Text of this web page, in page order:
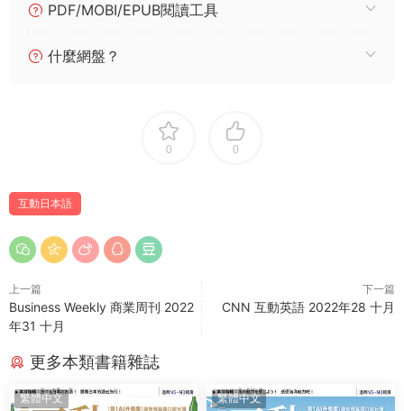
PDF/MOBI/EPUB閱讀工具
什麼網盤？
0 0
互動日本語
上一篇
Business Weekly 商業周刊 2022
年31 十月
下一篇
CNN 互動英語 2022年28 十月
更多本類書籍雜誌
繁體中文 繁體中文